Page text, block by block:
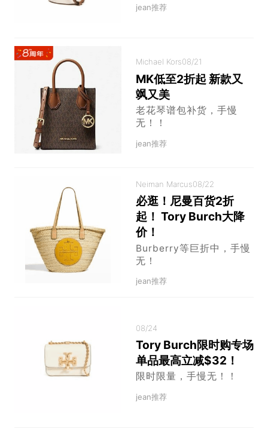
jean推荐
Michael Kors08/21
MK低至2折起 新款又
飒又美
老花琴谱包补货，手慢
无！！
jean推荐
Neiman Marcus08/22
必逛！尼曼百货2折
起！ Tory Burch大降
价！
Burberry等巨折中，手慢
无！
jean推荐
08/24
Tory Burch限时购专场
单品最高立减$32！
限时限量，手慢无！！
jean推荐